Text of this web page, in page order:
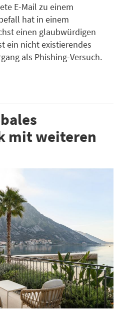
E-Mail zu einem
hat in einem
einen glaubwürdigen
ein nicht existierendes
als Phishing-Versuch.
mit weiteren